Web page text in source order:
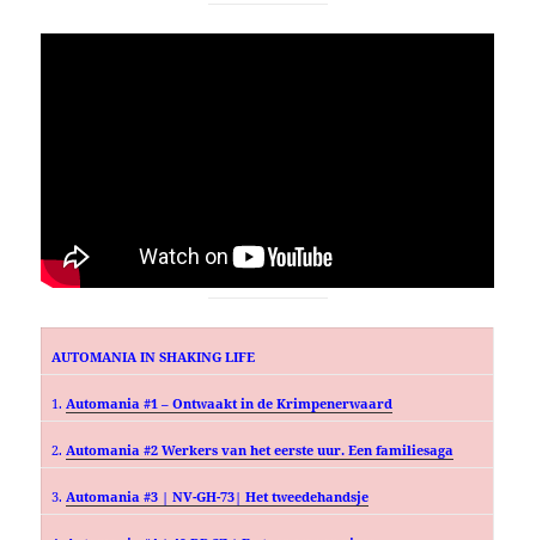
AUTOMANIA IN SHAKING LIFE
1. Automania #1 – Ontwaakt in de Krimpenerwaard
2. Automania #2 Werkers van het eerste uur. Een familiesaga
3. Automania #3 | NV-GH-73| Het tweedehandsje